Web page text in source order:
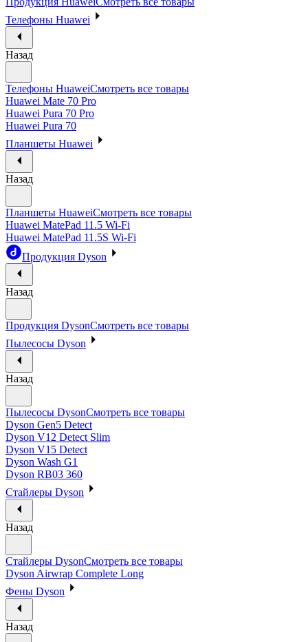
Телефоны Huawei
Назад
Телефоны HuaweiСмотреть все товары
Huawei Mate 70 Pro
Huawei Pura 70 Pro
Huawei Pura 70
Планшеты Huawei
Назад
Планшеты HuaweiСмотреть все товары
Huawei MatePad 11.5 Wi-Fi
Huawei MatePad 11.5S Wi-Fi
Продукция Dyson
Назад
Продукция DysonСмотреть все товары
Пылесосы Dyson
Назад
Пылесосы DysonСмотреть все товары
Dyson Gen5 Detect
Dyson V12 Detect Slim
Dyson V15 Detect
Dyson Wash G1
Dyson RB03 360
Стайлеры Dyson
Назад
Стайлеры DysonСмотреть все товары
Dyson Airwrap Complete Long
Фены Dyson
Назад